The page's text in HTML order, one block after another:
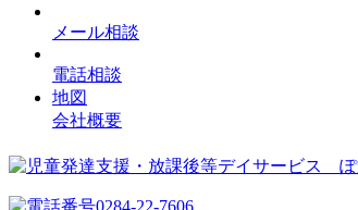
メール相談
電話相談
地図
会社概要